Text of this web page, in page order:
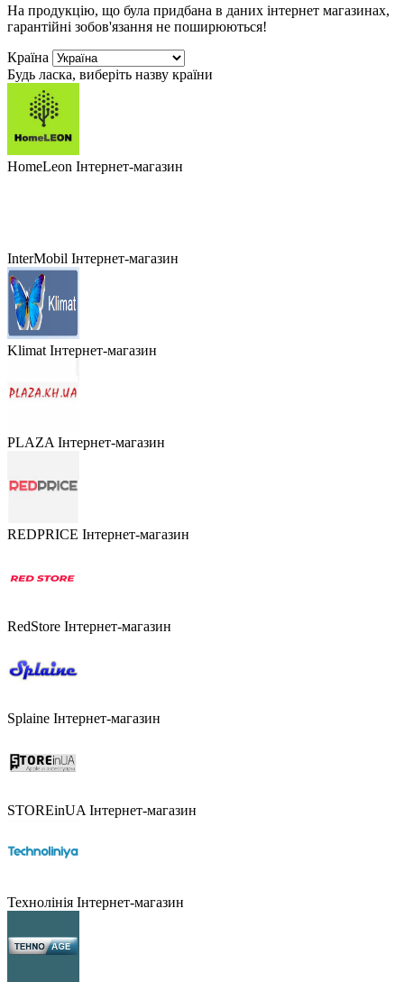
На продукцію, що була придбана в даних інтернет магазинах,
гарантійні зобов'язання не поширюються!
Країна
Будь ласка, виберіть назву країни
HomeLeon Інтернет-магазин
InterMobil Інтернет-магазин
KlimatІнтернет-магазин
PLAZAІнтернет-магазин
REDPRICE Інтернет-магазин
RedStore Інтернет-магазин
Splaine Інтернет-магазин
STOREinUAІнтернет-магазин
Технолінія Інтернет-магазин